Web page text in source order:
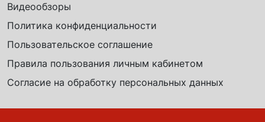
Видеообзоры
Политика конфиденциальности
Пользовательское соглашение
Правила пользования личным кабинетом
Согласие на обработку персональных данных